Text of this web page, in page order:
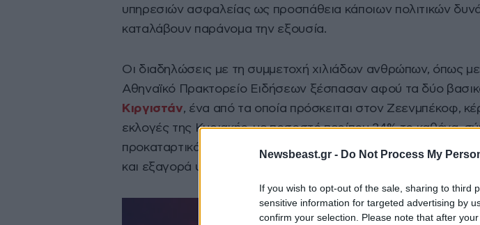
Newsbeast.gr - Do Not Process My
If you wish to opt-out of the sale, sharing to third
sensitive information for targeted advertising by
confirm your selection. Please note that after
υπηρεσιών ασφαλείας ως προσπάθεια κάποιων πολιτικών
καταλάβουν παράνομα την εξουσία.
Οι διαδηλώσεις με τη συμμετοχή χιλιάδων ανθρώπων, όπως
Αθηναϊκό Πρακτορείο Ειδήσεων ξέσπασαν αφού τα δύο
Κιργιστάν, ένα από τα οποία πρόσκειται στον Ζεενμπέκοφ,
εκλογές της Κυριακής, με ποσοστό περίπου 24% το καθένα,
προκαταρτικά αποτελέσματα. Όμως υπάρχουν πολλές
και εξαγορά ψήφων.